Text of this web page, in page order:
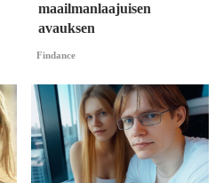
maailmanlaajuisen
avauksen
Findance